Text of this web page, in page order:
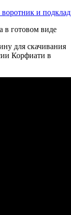
в готовом виде
для скачивания
Корфиати в